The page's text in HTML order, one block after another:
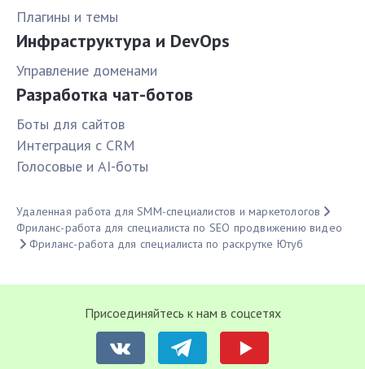
Плагины и темы
Инфраструктура и DevOps
Управление доменами
Разработка чат-ботов
Боты для сайтов
Интеграция с CRM
Голосовые и AI-боты
Удаленная работа для SMM-специалистов и маркетологов
Фриланс-работа для специалиста по SEO продвижению видео
Фриланс-работа для специалиста по раскрутке Ютуб
Присоединяйтесь к нам в соцсетях